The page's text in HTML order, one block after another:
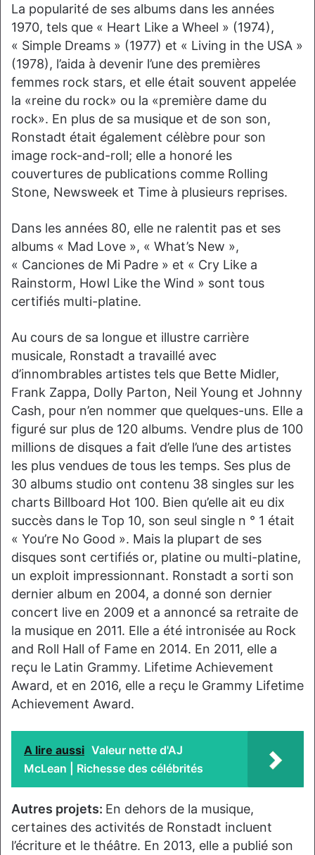
La popularité de ses albums dans les années
1970, tels que « Heart Like a Wheel » (1974),
« Simple Dreams » (1977) et « Living in the USA »
(1978), l’aida à devenir l’une des premières
femmes rock stars, et elle était souvent appelée
la «reine du rock» ou la «première dame du
rock». En plus de sa musique et de son son,
Ronstadt était également célèbre pour son
image rock-and-roll; elle a honoré les
couvertures de publications comme Rolling
Stone, Newsweek et Time à plusieurs reprises.
Dans les années 80, elle ne ralentit pas et ses
albums « Mad Love », « What’s New »,
« Canciones de Mi Padre » et « Cry Like a
Rainstorm, Howl Like the Wind » sont tous
certifiés multi-platine.
Au cours de sa longue et illustre carrière
musicale, Ronstadt a travaillé avec
d’innombrables artistes tels que Bette Midler,
Frank Zappa, Dolly Parton, Neil Young et Johnny
Cash, pour n’en nommer que quelques-uns. Elle a
figuré sur plus de 120 albums. Vendre plus de 100
millions de disques a fait d’elle l’une des artistes
les plus vendues de tous les temps. Ses plus de
30 albums studio ont contenu 38 singles sur les
charts Billboard Hot 100. Bien qu’elle ait eu dix
succès dans le Top 10, son seul single n ° 1 était
« You’re No Good ». Mais la plupart de ses
disques sont certifiés or, platine ou multi-platine,
un exploit impressionnant. Ronstadt a sorti son
dernier album en 2004, a donné son dernier
concert live en 2009 et a annoncé sa retraite de
la musique en 2011. Elle a été intronisée au Rock
and Roll Hall of Fame en 2014. En 2011, elle a
reçu le Latin Grammy. Lifetime Achievement
Award, et en 2016, elle a reçu le Grammy Lifetime
Achievement Award.
A lire aussi Valeur nette d'AJ
McLean | Richesse des célébrités
Autres projets: En dehors de la musique,
certaines des activités de Ronstadt incluent
l’écriture et le théâtre. En 2013, elle a publié son